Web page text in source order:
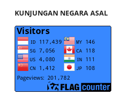
KUNJUNGAN NEGARA ASAL